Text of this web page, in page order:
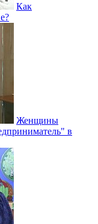
Как
Женщины
в